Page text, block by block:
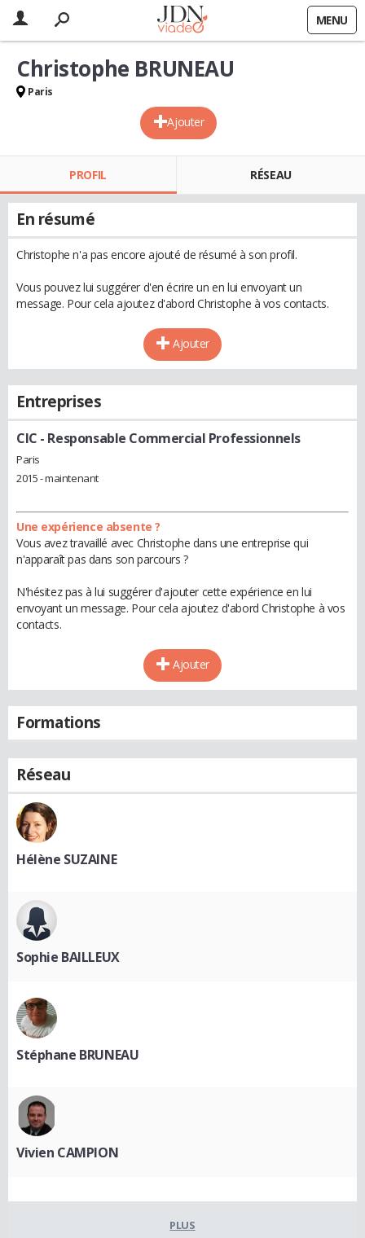
MENU
Ajouter
Christophe BRUNEAU
Paris
PROFIL RÉSEAU
En résumé
Christophe n'a pas encore ajouté de résumé à son profil.
Vous pouvez lui suggérer d'en écrire un en lui envoyant un
message. Pour cela ajoutez d'abord Christophe à vos contacts.
Ajouter
Entreprises
CIC - Responsable Commercial Professionnels
Paris
2015 - maintenant
Une expérience absente ?
Vous avez travaillé avec Christophe dans une entreprise qui
n'apparaît pas dans son parcours ?
N'hésitez pas à lui suggérer d'ajouter cette expérience en lui
envoyant un message. Pour cela ajoutez d'abord Christophe à vos
contacts.
Ajouter
Formations
Réseau
Hélène SUZAINE
Sophie BAILLEUX
Stéphane BRUNEAU
Vivien CAMPION
PLUS